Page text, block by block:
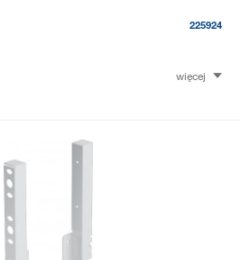
225924
więcej